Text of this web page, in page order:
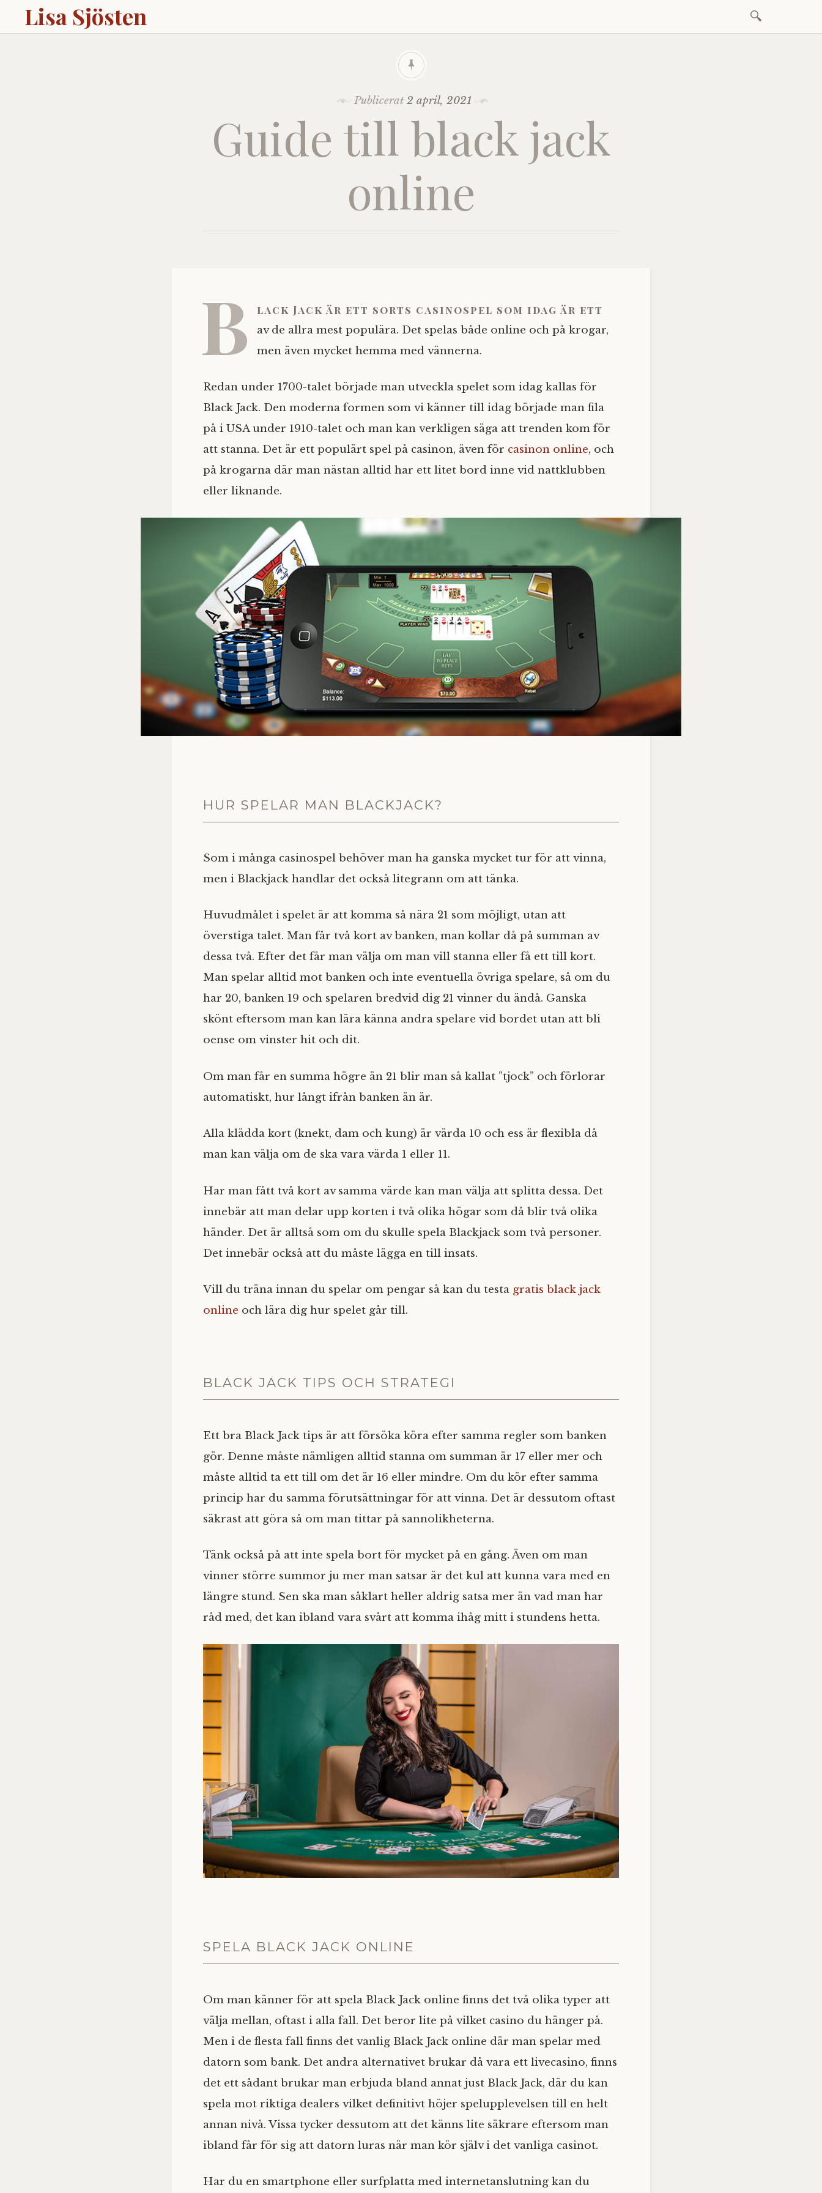
Lisa Sjösten
Hoppa
till
Publicerat2 april, 2021
Guide till black jack
online
B lack Jack är ett sorts casinospel som idag är ett
av de allra mest populära. Det spelas både online och på krogar,
men även mycket hemma med vännerna.
Redan under 1700-talet började man utveckla spelet som idag kallas för
Black Jack. Den moderna formen som vi känner till idag började man fila
på i USA under 1910-talet och man kan verkligen säga att trenden kom för
att stanna. Det är ett populärt spel på casinon, även för casinon online, och
på krogarna där man nästan alltid har ett litet bord inne vid nattklubben
eller liknande.
HUR SPELAR MAN BLACKJACK?
Som i många casinospel behöver man ha ganska mycket tur för att vinna,
men i Blackjack handlar det också litegrann om att tänka.
Huvudmålet i spelet är att komma så nära 21 som möjligt, utan att
överstiga talet. Man får två kort av banken, man kollar då på summan av
dessa två. Efter det får man välja om man vill stanna eller få ett till kort.
Man spelar alltid mot banken och inte eventuella övriga spelare, så om du
har 20, banken 19 och spelaren bredvid dig 21 vinner du ändå. Ganska
skönt eftersom man kan lära känna andra spelare vid bordet utan att bli
oense om vinster hit och dit.
Om man får en summa högre än 21 blir man så kallat ”tjock” och förlorar
automatiskt, hur långt ifrån banken än är.
Alla klädda kort (knekt, dam och kung) är värda 10 och ess är flexibla då
man kan välja om de ska vara värda 1 eller 11.
Har man fått två kort av samma värde kan man välja att splitta dessa. Det
innebär att man delar upp korten i två olika högar som då blir två olika
händer. Det är alltså som om du skulle spela Blackjack som två personer.
Det innebär också att du måste lägga en till insats.
Vill du träna innan du spelar om pengar så kan du testa gratis black jack
online och lära dig hur spelet går till.
BLACK JACK TIPS OCH STRATEGI
Ett bra Black Jack tips är att försöka köra efter samma regler som banken
gör. Denne måste nämligen alltid stanna om summan är 17 eller mer och
måste alltid ta ett till om det är 16 eller mindre. Om du kör efter samma
princip har du samma förutsättningar för att vinna. Det är dessutom oftast
säkrast att göra så om man tittar på sannolikheterna.
Tänk också på att inte spela bort för mycket på en gång. Även om man
vinner större summor ju mer man satsar är det kul att kunna vara med en
längre stund. Sen ska man såklart heller aldrig satsa mer än vad man har
råd med, det kan ibland vara svårt att komma ihåg mitt i stundens hetta.
SPELA BLACK JACK ONLINE
Om man känner för att spela Black Jack online finns det två olika typer att
välja mellan, oftast i alla fall. Det beror lite på vilket casino du hänger på.
Men i de flesta fall finns det vanlig Black Jack online där man spelar med
datorn som bank. Det andra alternativet brukar då vara ett livecasino, finns
det ett sådant brukar man erbjuda bland annat just Black Jack, där du kan
spela mot riktiga dealers vilket definitivt höjer spelupplevelsen till en helt
annan nivå. Vissa tycker dessutom att det känns lite säkrare eftersom man
ibland får för sig att datorn luras när man kör själv i det vanliga casinot.
Har du en smartphone eller surfplatta med internetanslutning kan du